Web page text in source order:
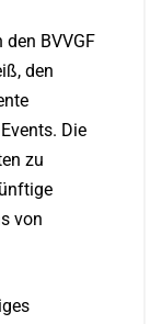
BVVGF
den
Die
zu
von